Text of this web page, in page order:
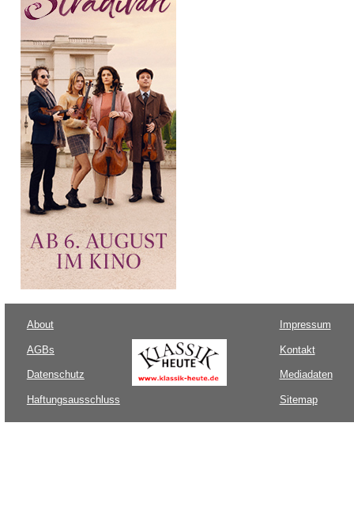
About
AGBs
Datenschutz
Haftungsausschluss
Impressum
Kontakt
Mediadaten
Sitemap